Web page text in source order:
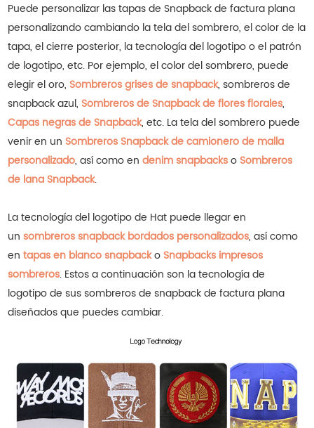
Puede personalizar las tapas de Snapback de factura plana
personalizando cambiando la tela del sombrero, el color de la
tapa, el cierre posterior, la tecnología del logotipo o el patrón
de logotipo, etc. Por ejemplo, el color del sombrero, puede
elegir el oro, Sombreros grises de snapback, sombreros de
snapback azul, Sombreros de Snapback de flores florales,
Capas negras de Snapback, etc. La tela del sombrero puede
venir en un Sombreros Snapback de camionero de malla
personalizado, así como endenim snapbackso Sombreros
de lana Snapback.
La tecnología del logotipo de Hat puede llegar en
un sombreros snapback bordados personalizados, así como
entapas en blanco snapbacko Snapbacks impresos
sombreros. Estos a continuación son la tecnología de
logotipo de sus sombreros de snapback de factura plana
diseñados que puedes cambiar.